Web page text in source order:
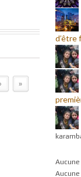
› »
d’être